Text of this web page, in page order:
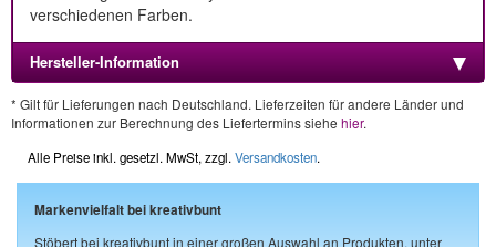
verschiedenen Farben.
Hersteller-Information
* Gilt für Lieferungen nach Deutschland. Lieferzeiten für andere Länder und
Informationen zur Berechnung des Liefertermins siehe hier.
Alle Preise inkl. gesetzl. MwSt, zzgl. Versandkosten.
Markenvielfalt bei kreativbunt
Stöbert bei kreativbunt in einer großen Auswahl an Produkten, unter